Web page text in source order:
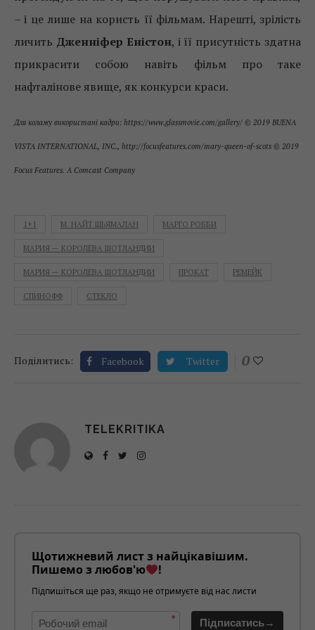
– і це лише на користь її фільмам. Нарешті, зрілість
личить Дженніфер Еністон, і її присутність здатна
прикрасити собою навіть фільм про таке
нафталінове явище, як конкурси краси.
Для колажу використані кадри: https://www.glassmovie.com/gallery/ © 2019 BUENA
VISTA INTERNATIONAL, INC., http://focusfeatures.com/mary-queen-of-scots © 2019
Focus Features. A Comcast Company
1+1 М. НАЙТ ШЬЯМАЛАН МАРГО РОББИ
МАРИЯ — КОРОЛЕВА ШОТЛАНДИИ
МАРИЯ — КОРОЛЕВА ШОТЛАНДИИ ПРОКАТ РЕМЕЙК
СПИНОФФ СТЕКЛО
Поділитись: Facebook Twitter 0
TELEKRITIKA
Щотижневий лист з найцікавішим.
Пишемо з любов'ю
!
Підпишіться ще раз, якщо не отримуєте від нас листи
* Підписатись→